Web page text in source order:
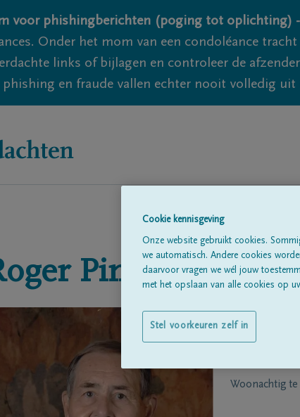
voor phishingberichten (poging tot oplichting) -
Onder het mom van een condoléance
links of bijlagen en controleer de
en fraude vallen echter nooit volledig uit
Pincket
Geboren te
Woonachtig te
Cookie kennisgeving
Onze website gebruikt cookies.
we automatisch. Andere cookies
daarvoor vragen we wél jouw
met het opslaan van alle cookies op
Stel voorkeuren zelf in